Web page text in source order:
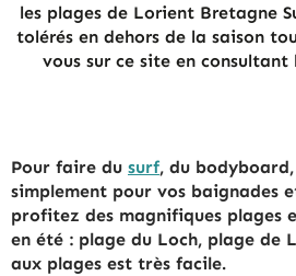
les plages de Lorient Bretagne
tolérés en dehors de la saison
vous sur ce site en consultant
Pour faire du surf, du
simplement pour vos baignades
profitez des magnifiques plages
en été : plage du Loch, plage de
aux plages est très facile.